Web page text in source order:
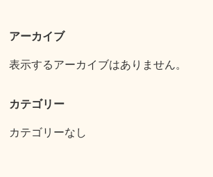
アーカイブ
表示するアーカイブはありません。
カテゴリー
カテゴリーなし